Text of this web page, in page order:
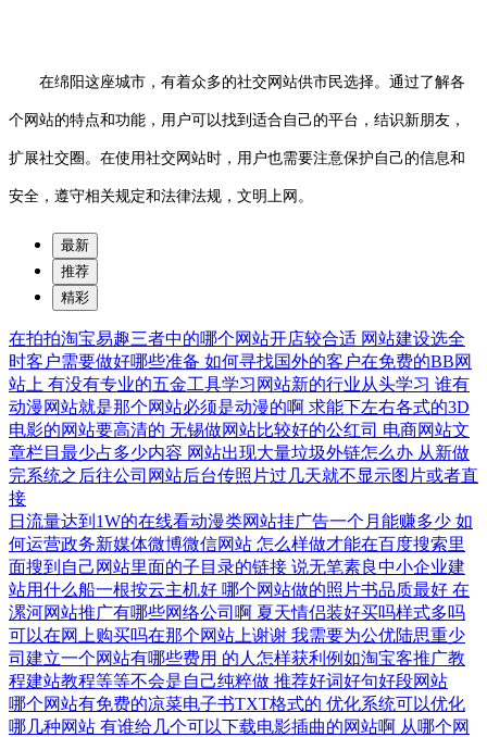
在绵阳这座城市，有着众多的社交网站供市民选择。通过了解各
个网站的特点和功能，用户可以找到适合自己的平台，结识新朋友，
扩展社交圈。在使用社交网站时，用户也需要注意保护自己的信息和
安全，遵守相关规定和法律法规，文明上网。
最新
推荐
精彩
在拍拍淘宝易趣三者中的哪个网站开店较合适 网站建设选全
时客户需要做好哪些准备 如何寻找国外的客户在免费的BB网
站上 有没有专业的五金工具学习网站新的行业从头学习 谁有
动漫网站就是那个网站必须是动漫的啊 求能下左右各式的3D
电影的网站要高清的 无锡做网站比较好的公红司 电商网站文
章栏目最少占多少内容 网站出现大量垃圾外链怎么办 从新做
完系统之后往公司网站后台传照片过几天就不显示图片或者直
接
日流量达到1W的在线看动漫类网站挂广告一个月能赚多少 如
何运营政务新媒体微博微信网站 怎么样做才能在百度搜索里
面搜到自己网站里面的子目录的链接 说无笔素良中小企业建
站用什么船一根按云主机好 哪个网站做的照片书品质最好 在
漯河网站推广有哪些网络公司啊 夏天情侣装好买吗样式多吗
可以在网上购买吗在那个网站上谢谢 我需要为公优陆思重少
司建立一个网站有哪些费用 的人怎样获利例如淘宝客推广教
程建站教程等等不会是自己纯粹做 推荐好词好句好段网站
哪个网站有免费的凉菜电子书TXT格式的 优化系统可以优化
哪几种网站 有谁给几个可以下载电影插曲的网站啊 从哪个网